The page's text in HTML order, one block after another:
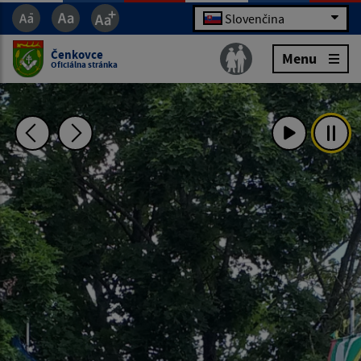
Slovenčina
Čenkovce
Oficiálna stránka Menu